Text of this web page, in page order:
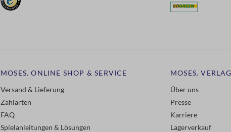
MOSES. ONLINE SHOP & SERVICE
Versand & Lieferung
Zahlarten
FAQ
Spielanleitungen & Lösungen
MOSES. VERLAG
Über uns
Presse
Karriere
Lagerverkauf